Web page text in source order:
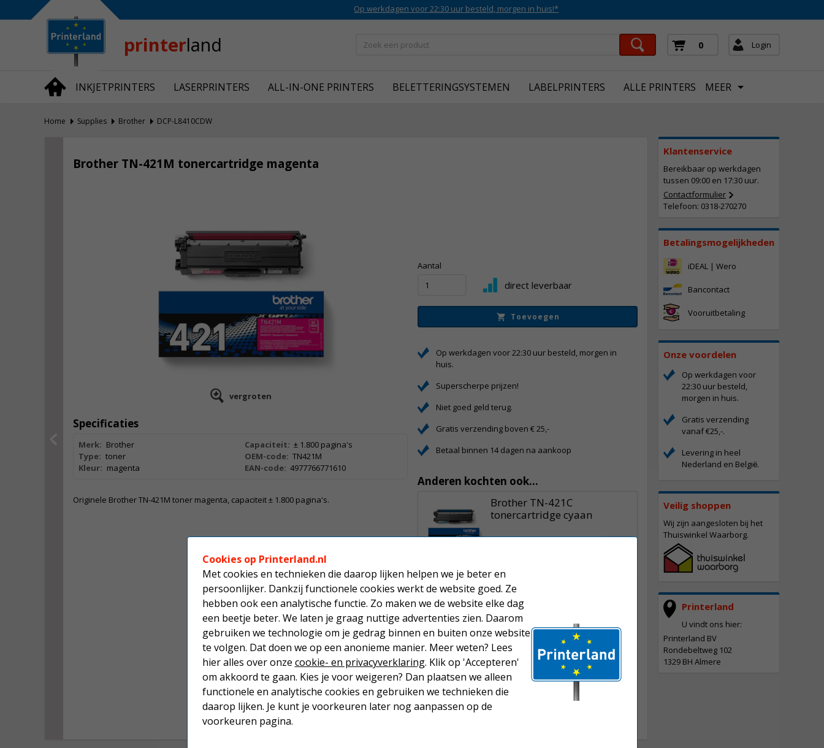
Op werkdagen voor 22:30 uur besteld, morgen in huis!*
printerland 0 Login
INKJETPRINTERS LASERPRINTERS ALL-IN-ONE PRINTERS BELETTERINGSYSTEMEN LABELPRINTERS ALLE PRINTERS MEER
Over Printerland
Privacy
Algemene Voorwaarden
Productnieuws
Home Supplies Brother DCP-L8410CDW
Klantenservice
Bereikbaar op werkdagen
tussen 09:00 en 17:30 uur.
Contactformulier
Telefoon: 0318-270270
Betalingsmogelijkheden
iDEAL | Wero
Bancontact
Vooruitbetaling
Onze voordelen
Op werkdagen voor
22:30 uur besteld,
morgen in huis.
Gratis verzending
vanaf €25,-.
Levering in heel
Nederland en België.
Veilig shoppen
Wij zijn aangesloten bij het
Thuiswinkel Waarborg.
Printerland
U vindt ons hier:
Printerland BV
Rondebeltweg 102
1329 BH Almere
Brother TN-421M tonercartridge magenta
vergroten
Specificaties
Merk: Brother
Type: toner
Kleur: magenta
Capaciteit: ± 1.800 pagina's
OEM-code: TN421M
EAN-code: 4977766771610
Originele Brother TN-421M toner magenta, capaciteit ± 1.800 pagina's.
Aantal
direct leverbaar
Toevoegen
Op werkdagen voor 22:30 uur besteld, morgen in
huis.
Superscherpe prijzen!
Niet goed geld terug.
Gratis verzending boven € 25,-
Betaal binnen 14 dagen na aankoop
Anderen kochten ook...
Brother TN-421C
tonercartridge cyaan
Brother TN-421Y
tonercartridge geel
87,50
Brother MFC-L8690CDW A4
laserprinter
565,50
Cookies op Printerland.nl
Met cookies en technieken die daarop lijken helpen we je beter en
persoonlijker. Dankzij functionele cookies werkt de website goed. Ze
hebben ook een analytische functie. Zo maken we de website elke dag
een beetje beter. We laten je graag nuttige advertenties zien. Daarom
gebruiken we technologie om je gedrag binnen en buiten onze website
te volgen. Dat doen we op een anonieme manier. Meer weten? Lees
hier alles over onze cookie- en privacyverklaring. Klik op 'Accepteren'
om akkoord te gaan. Kies je voor weigeren? Dan plaatsen we alleen
functionele en analytische cookies en gebruiken we technieken die
daarop lijken. Je kunt je voorkeuren later nog aanpassen op de
voorkeuren pagina.